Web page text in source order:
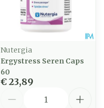
Nutergia
Ergystress Seren Caps
60
€ 23,89